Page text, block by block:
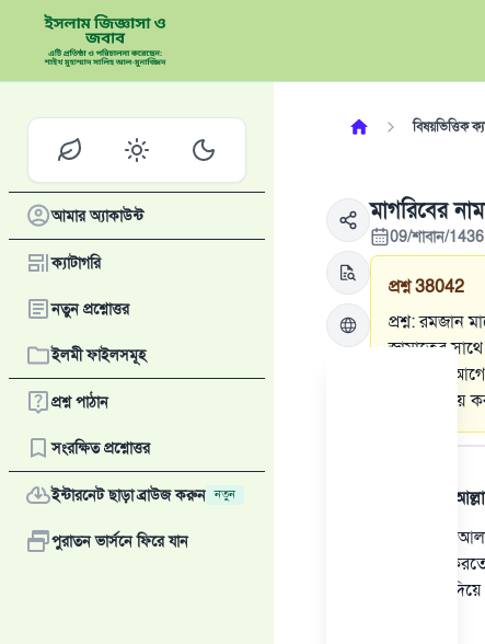
আমার অ্যাকাউন্ট
ক্যাটাগরি
নতুন প্রশ্নোত্তর
ইলমী ফাইলসমূহ
প্রশ্ন পাঠান
সংরক্ষিত প্রশ্নোত্তর
ইন্টারনেট ছাড়া ব্রাউজ করুন নতুন
পুরাতন ভার্সনে ফিরে যান
বিষয়ভিত্তিক
মাগরিবের
09/শাবান/
প্রশ্ন 38042
প্রশ্ন: রমজান
জামাতের
পড়ার পর
সুন্নত আদায়
সমস্ত প্রশংসা
নবী
ইফতার শুরু
তাহলে পানি